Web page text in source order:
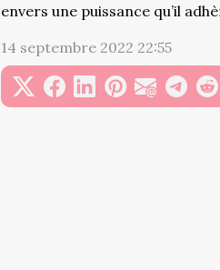
envers une puissance qu’il
14 septembre 2022 22:55